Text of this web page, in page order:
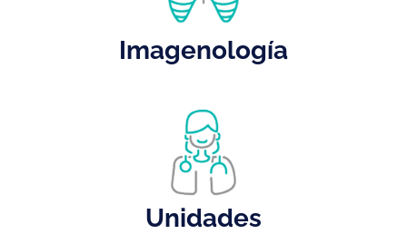
Imagenología
Unidades